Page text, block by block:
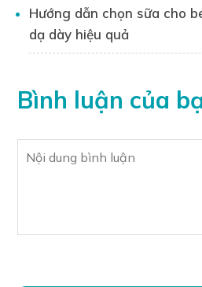
Bạn đọc có thể liên hệ trực
Phạm Kim
1900545518để được tư
viêm loét dạ dày tá tràng.
Hướng dẫn chọn sữa cho
dạ dày hiệu quả
Bình luận của